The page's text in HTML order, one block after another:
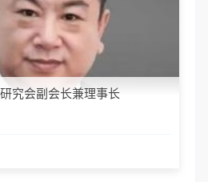
究会副会长兼理事长